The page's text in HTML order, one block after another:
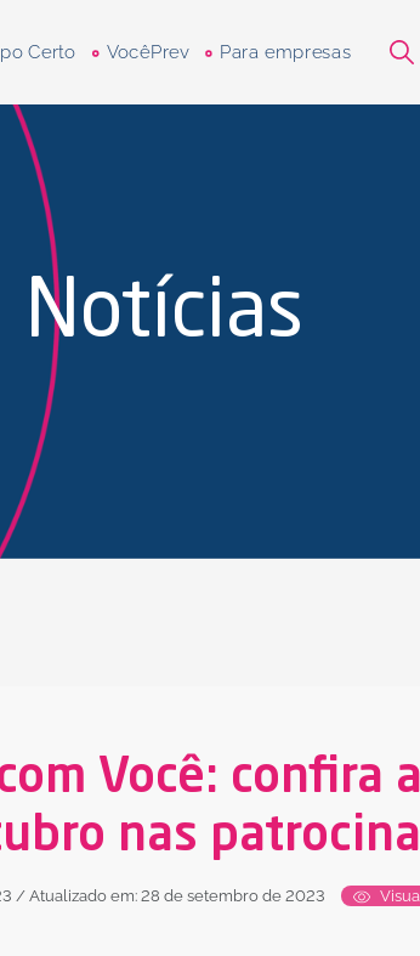
Certo VocêPrev Para empresas
Notícias
Você: confira
nas
/ Atualizado em: 28 de setembro de 2023